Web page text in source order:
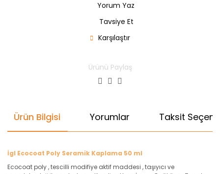
Yorum Yaz
Tavsiye Et
Karşılaştır
Ürünü Paylaş
Ürün Bilgisi Yorumlar Taksit
İgl Ecocoat Poly Seramik Kaplama 50 ml
Ecocoat poly , tescilli modifiye aktif maddesi , taşıyıcı ve